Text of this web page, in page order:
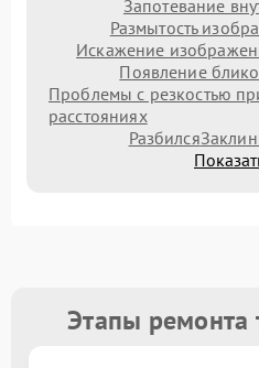
Запотевание
Размытость
Искажение
Появление
Проблемы с резкостью
расстояниях
Разбился
Этапы ремонта